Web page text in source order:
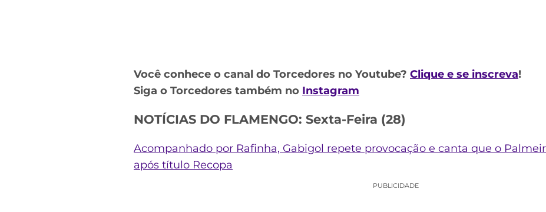
Você conhece o canal do Torcedores no Youtube? Clique e se inscreva!
Siga o Torcedores também no Instagram
NOTÍCIAS DO FLAMENGO: Sexta-Feira (28)
Acompanhado por Rafinha, Gabigol repete provocação e canta que o
após título Recopa
PUBLICIDADE